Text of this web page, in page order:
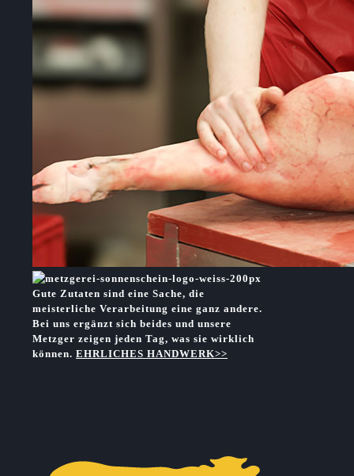
Gute Zutaten sind eine Sache, die
meisterliche Verarbeitung eine ganz andere.
Bei uns ergänzt sich beides und unsere
Metzger zeigen jeden Tag, was sie wirklich
können. EHRLICHES HANDWERK>>